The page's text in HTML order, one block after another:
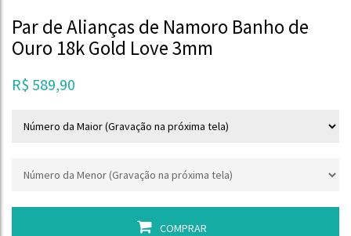
Par de Alianças de Namoro Banho de
Ouro 18k Gold Love 3mm
R$ 589,90
COMPRAR